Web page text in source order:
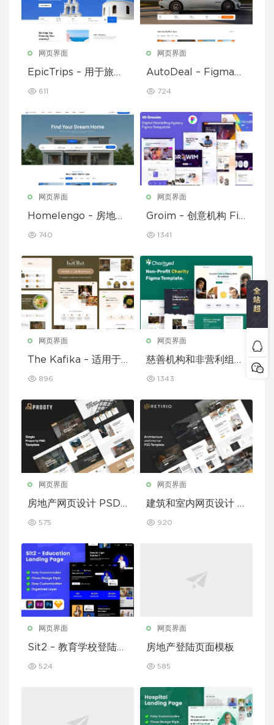
网页界面
EpicTrips – 用于旅行
模板
611
网页界面
AutoDeal – Figma
和挂牌
724
网页界面
Homelengo – 房地产
740
网页界面
Groim – 创意机构 Fig
1341
网页界面
The Kafika – 适用于
a 模板
896
网页界面
慈善机构和非营利组织
1343
网页界面
房地产网页设计 PSD
575
网页界面
建筑和室内网页设计 P
920
网页界面
Sit2 – 教育学校登陆页
524
网页界面
房地产登陆页面模板
585